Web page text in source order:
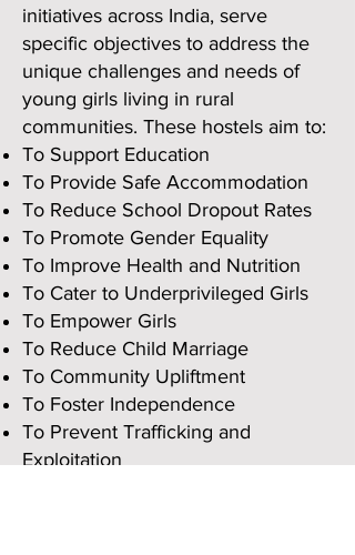
initiatives across India, serve
specific objectives to address the
unique challenges and needs of
young girls living in rural
communities. These hostels aim to:
To Support Education
To Provide Safe Accommodation
To Reduce School Dropout Rates
To Promote Gender Equality
To Improve Health and Nutrition
To Cater to Underprivileged Girls
To Empower Girls
To Reduce Child Marriage
To Community Upliftment
To Foster Independence
To Prevent Trafficking and
Exploitation